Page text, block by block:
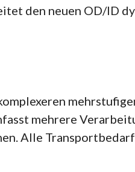
den neuen OD/ID
mehrere
Alle